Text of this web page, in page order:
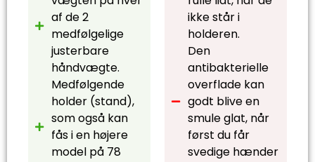
af de 2
medfølgelige
justerbare
håndvægte.
Medfølgende
holder (stand),
som også kan
fås i en højere
model på 78
ikke står i
holderen.
Den
antibakterielle
overflade kan
godt blive en
smule glat, når
først du får
svedige hænder